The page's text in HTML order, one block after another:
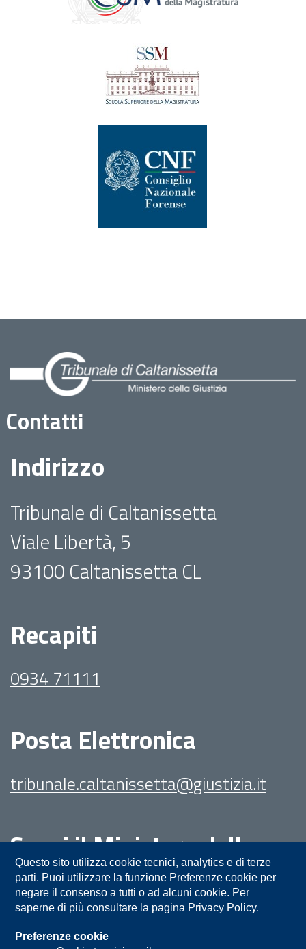
Contatti
Indirizzo
Tribunale di Caltanissetta
Viale Libertà, 5
93100 Caltanissetta CL
Recapiti
0934 71111
Posta Elettronica
tribunale.caltanissetta@giustizia.it
Segui il Ministero della
Giustizia su:
Questo sito utilizza cookie tecnici, analytics e di terze
parti. Puoi utilizzare la funzione Preferenze cookie per
negare il consenso a tutti o ad alcuni cookie. Per
saperne di più consultare la pagina Privacy Policy.
Preferenze cookie